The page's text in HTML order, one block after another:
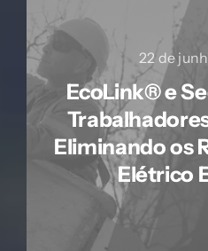
22 de
EcoLink® e
Eliminando os
Elétrico